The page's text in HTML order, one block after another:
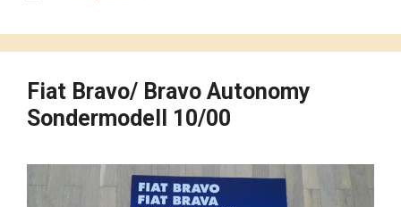
Fiat Bravo/ Bravo Autonomy
Sondermodell 10/00